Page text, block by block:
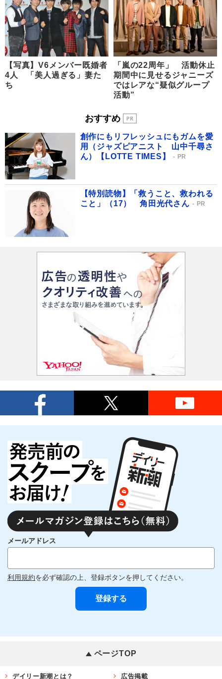
【写真】V6メンバー既婚者
4人 「美人過ぎる」妻た
ち
「嵐の22周年」 活動休止
期間中に見せるジャニーズ
ではレアな“疑似グループ
活動”
おすすめ
創作にもリフレッシュにもガムを愛
用（ジャズピアニスト 山中千尋さ
ん）【LOTTE TIMES】
PR
【特別読物】「救うこと、救われる
こと」（17） 角田光代さん
PR
メールアドレス
利用規約を必ず確認の上、登録ボタンを押してください。
ページTOP
デイリー新潮とは？ 広告掲載